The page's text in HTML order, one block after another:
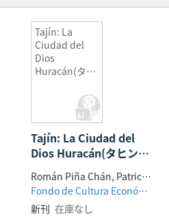
Tajín: La
Ciudad del
Dios
Huracán(タヒ
Tajín: La Ciudad del
Dios Huracán(タヒン:
暴風の神の都市)
Román Piña Chán, Patricia Castillo Peña
Fondo de Cultura Económica
新刊 在庫なし